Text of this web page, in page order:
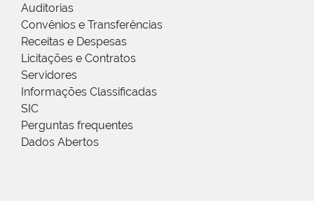
Auditorias
Convênios e Transferências
Receitas e Despesas
Licitações e Contratos
Servidores
Informações Classificadas
SIC
Perguntas frequentes
Dados Abertos